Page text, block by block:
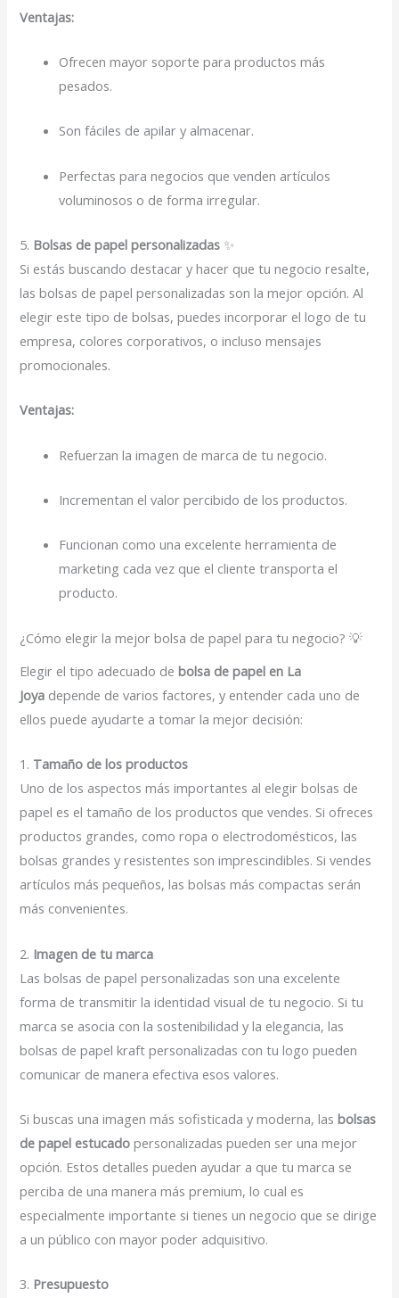
Ventajas:
Ofrecen mayor soporte para productos más
pesados.
Son fáciles de apilar y almacenar.
Perfectas para negocios que venden artículos
voluminosos o de forma irregular.
5. Bolsas de papel personalizadas ✨
Si estás buscando destacar y hacer que tu negocio resalte,
las bolsas de papel personalizadas son la mejor opción. Al
elegir este tipo de bolsas, puedes incorporar el logo de tu
empresa, colores corporativos, o incluso mensajes
promocionales.
Ventajas:
Refuerzan la imagen de marca de tu negocio.
Incrementan el valor percibido de los productos.
Funcionan como una excelente herramienta de
marketing cada vez que el cliente transporta el
producto.
¿Cómo elegir la mejor bolsa de papel para tu negocio? 💡
Elegir el tipo adecuado debolsa de papel en La
Joya depende de varios factores, y entender cada uno de
ellos puede ayudarte a tomar la mejor decisión:
1. Tamaño de los productos
Uno de los aspectos más importantes al elegir bolsas de
papel es el tamaño de los productos que vendes. Si ofreces
productos grandes, como ropa o electrodomésticos, las
bolsas grandes y resistentes son imprescindibles. Si vendes
artículos más pequeños, las bolsas más compactas serán
más convenientes.
2. Imagen de tu marca
Las bolsas de papel personalizadas son una excelente
forma de transmitir la identidad visual de tu negocio. Si tu
marca se asocia con la sostenibilidad y la elegancia, las
bolsas de papel kraft personalizadas con tu logo pueden
comunicar de manera efectiva esos valores.
Si buscas una imagen más sofisticada y moderna, lasbolsas
de papel estucado personalizadas pueden ser una mejor
opción. Estos detalles pueden ayudar a que tu marca se
perciba de una manera más premium, lo cual es
especialmente importante si tienes un negocio que se dirige
a un público con mayor poder adquisitivo.
3. Presupuesto